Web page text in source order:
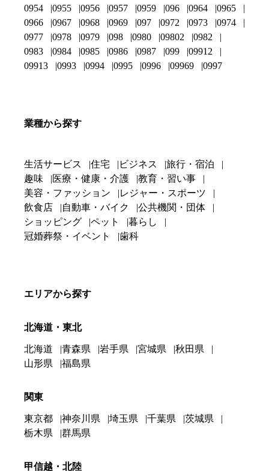
0954
0955 0956 0957 0959 096 0964
0965
0966
0967 0968 0969 097 0972 0973
0974
0977
0978 0979 098 0980 09802
0982
0983
0984 0985 0986 0987 099
09912
09913
0993 0994 0995 0996 09969 0997
業種から探す
生活サービス 住宅 ビジネス
旅行・宿泊
趣味
医療・健康・介護
教育・習い事
美容・ファッション
レジャー・スポーツ
飲食店
自動車・バイク
公共機関・団体
ショッピング
ペット
暮らし
冠婚葬祭・イベント
歯科
エリアから探す
北海道・東北
北海道 青森県 岩手県 宮城県
秋田県
山形県
福島県
関東
東京都 神奈川県 埼玉県 千葉県
茨城県
栃木県
群馬県
甲信越・北陸